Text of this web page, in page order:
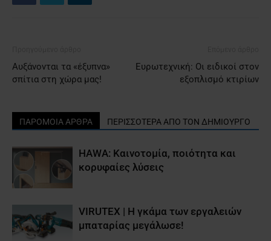
Αυξάνονται τα «έξυπνα»
σπίτια στη χώρα μας!
Ευρωτεχνική: Οι ειδικοί στον
εξοπλισμό κτιρίων
ΠΑΡΟΜΟΙΑ ΑΡΘΡΑ ΠΕΡΙΣΣΟΤΕΡΑ ΑΠΟ ΤΟΝ ΔΗΜΙΟΥΡΓΟ
HAWA: Καινοτομία, ποιότητα και
κορυφαίες λύσεις
VIRUTEX | Η γκάμα των εργαλειών
μπαταρίας μεγάλωσε!